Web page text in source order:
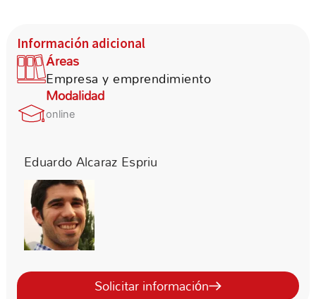
Información adicional
Áreas
Empresa y emprendimiento
Modalidad
online
Eduardo Alcaraz Espriu
Solicitar información